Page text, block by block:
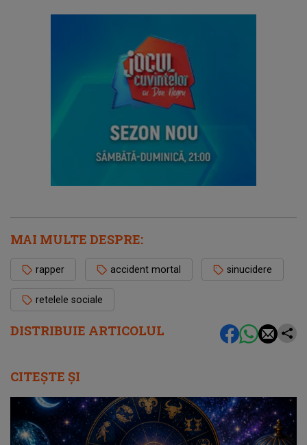
DISTRIBUIE ARTICOLUL
MAI MULTE DESPRE:
rapper accident mortal sinucidere
retelele sociale
CITEȘTE ȘI